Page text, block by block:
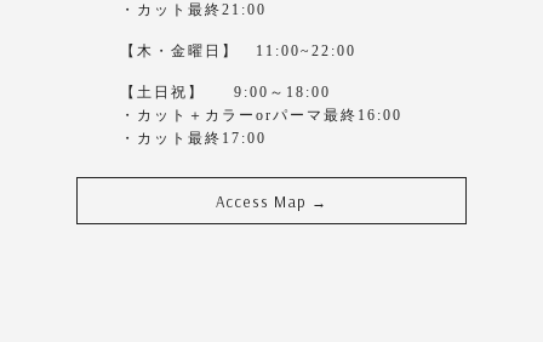
・カット最終21:00
【木・金曜日】 11:00~22:00
【土日祝】 9:00～18:00
・カット＋カラーorパーマ最終16:00
・カット最終17:00
Access Map →